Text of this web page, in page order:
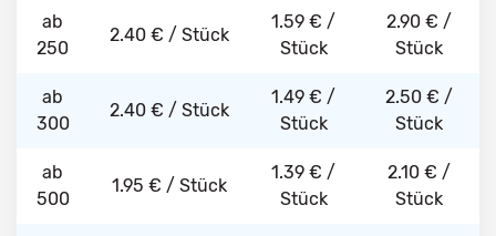
ab
250
2.40 € / Stück
1.59 € /
Stück
2.90 € /
Stück
ab
300
2.40 € / Stück
1.49 € /
Stück
2.50 € /
Stück
ab
500
1.95 € / Stück
1.39 € /
Stück
2.10 € /
Stück